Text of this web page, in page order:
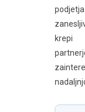
krepi